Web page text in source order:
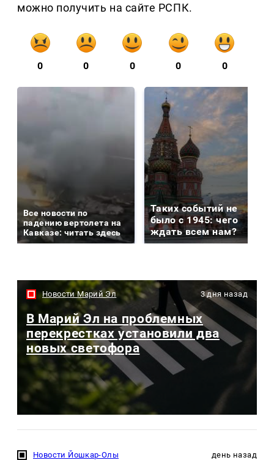
можно получить на сайте РСПК.
0 0 0 0 0
Все новости по
падению вертолета на
Кавказе: читать здесь
Таких событий не
было с 1945: чего
ждать всем нам?
Новости Марий Эл 3 дня назад
В Марий Эл на проблемных
перекрестках установили два
новых светофора
Новости Йошкар-Олы день назад